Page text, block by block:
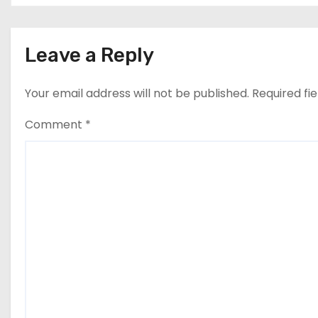
Leave a Reply
Your email address will not be published. Required
Comment *